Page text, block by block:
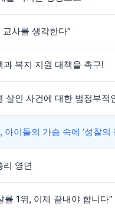
사를 생각한다”
복지 지원 대책을 촉구!
살인 사건에 대한 범정부적
이들의 가슴 속에 ‘성찰의
영면
1위, 이제 끝내야 합니다”